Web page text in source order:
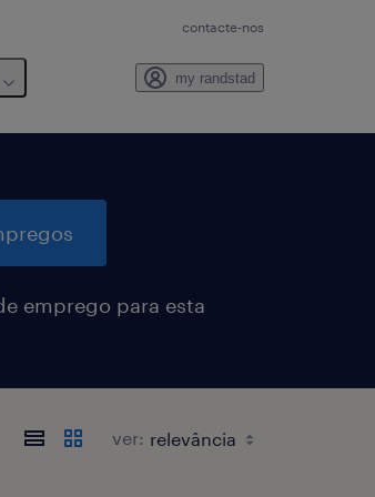
contacte-nos
my randstad
emprego para esta
ver: